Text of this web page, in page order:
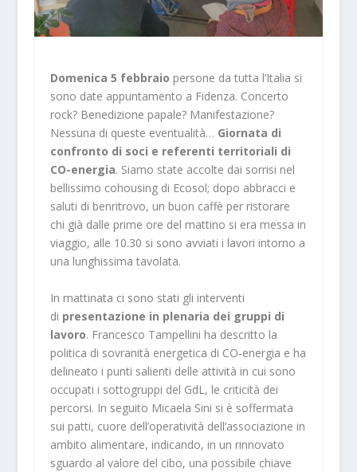
Domenica 5 febbraio persone da tutta l’Italia si
sono date appuntamento a Fidenza. Concerto
rock? Benedizione papale? Manifestazione?
Nessuna di queste eventualità… Giornata di
confronto di soci e referenti territoriali di
CO-energia. Siamo state accolte dai sorrisi nel
bellissimo cohousing di Ecosol; dopo abbracci e
saluti di benritrovo, un buon caffè per ristorare
chi già dalle prime ore del mattino si era messa in
viaggio, alle 10.30 si sono avviati i lavori intorno a
una lunghissima tavolata.
In mattinata ci sono stati gli interventi
di presentazione in plenaria dei gruppi di
lavoro. Francesco Tampellini ha descritto la
politica di sovranità energetica di CO-energia e ha
delineato i punti salienti delle attività in cui sono
occupati i sottogruppi del GdL, le criticità dei
percorsi. In seguito Micaela Sini si è soffermata
sui patti, cuore dell’operatività dell’associazione in
ambito alimentare, indicando, in un rinnovato
sguardo al valore del cibo, una possibile chiave